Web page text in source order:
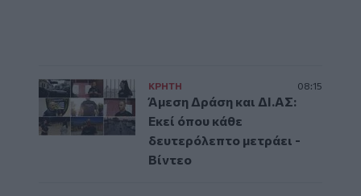
ΚΡΗΤΗ 08:15
Άμεση Δράση και ΔΙ.ΑΣ:
Εκεί όπου κάθε
δευτερόλεπτο μετράει -
Βίντεο